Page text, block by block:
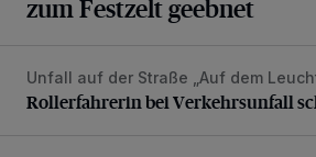
zum Festzelt geebnet
Rollerfahrerin bei Verkehrsunfall
Unfall auf der Straße „Auf dem
Rollerfahrerin bei Verkehrsunfall